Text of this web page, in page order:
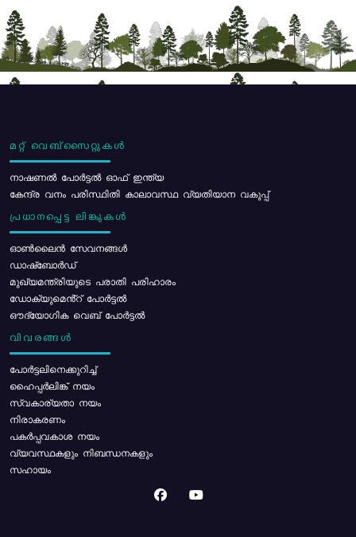
മറ്റ് വെബ്സൈറ്റുകൾ
നാഷണൽ പോർട്ടൽ ഓഫ് ഇന്ത്യ
കേന്ദ്ര വനം പരിസ്ഥിതി കാലാവസ്ഥ വ്യതിയാന വകുപ്പ്
പ്രധാനപ്പെട്ട ലിങ്കുകൾ
ഓൺലൈൻ സേവനങ്ങൾ
ഡാഷ്ബോർഡ്
മുഖ്യമന്ത്രിയുടെ പരാതി പരിഹാരം
ഡോക്യുമെൻ്റ് പോർട്ടൽ
ഔദ്യോഗിക വെബ് പോർട്ടൽ
വിവരങ്ങൾ
പോര്‍ട്ടലിനെക്കുറിച്ച്
ഹൈപ്പർലിങ്ക് നയം
സ്വകാര്യതാ നയം
നിരാകരണം
പകർപ്പവകാശ നയം
വ്യവസ്ഥകളും നിബന്ധനകളും
സഹായം